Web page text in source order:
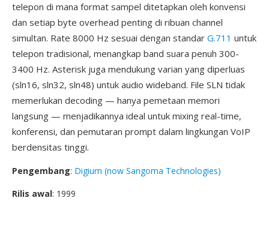
telepon di mana format sampel ditetapkan oleh konvensi
dan setiap byte overhead penting di ribuan channel
simultan. Rate 8000 Hz sesuai dengan standar G.711 untuk
telepon tradisional, menangkap band suara penuh 300-
3400 Hz. Asterisk juga mendukung varian yang diperluas
(sln16, sln32, sln48) untuk audio wideband. File SLN tidak
memerlukan decoding — hanya pemetaan memori
langsung — menjadikannya ideal untuk mixing real-time,
konferensi, dan pemutaran prompt dalam lingkungan VoIP
berdensitas tinggi.
Pengembang: Digium (now Sangoma Technologies)
Rilis awal: 1999